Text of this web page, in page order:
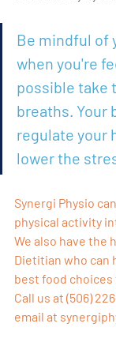
Be mindful of
when you're
possible take
breaths. Your
regulate your
lower the
Synergi Physio
physical activity
We also have the
Dietitian who can
best food choices
Call us at (506)
email at